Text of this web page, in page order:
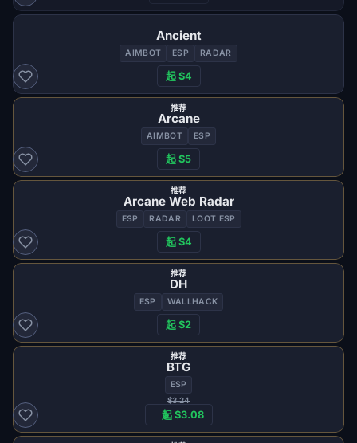
Ancient
AIMBOT ESP RADAR
起 $4
推荐
Arcane
AIMBOT ESP
起 $5
推荐
Arcane Web Radar
ESP RADAR LOOT ESP
起 $4
推荐
DH
ESP WALLHACK
起 $2
推荐
BTG
ESP
$3.24
起 $3.08